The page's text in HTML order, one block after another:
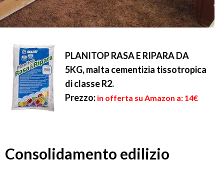
PLANITOP RASA E RIPARA DA
5KG, malta cementizia tissotropica
di classe R2.
Prezzo: in offerta su Amazon a: 14€
Consolidamento edilizio